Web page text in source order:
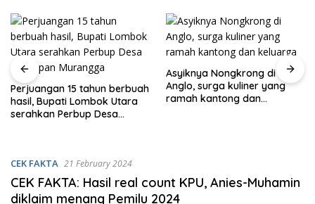
Perjuangan 15 tahun berbuah
hasil, Bupati Lombok Utara
serahkan Perbup Desa
Asyiknya Nongkrong di
Anglo, surga kuliner yang
ramah kantong dan
CEK FAKTA 21 February 2024
CEK FAKTA: Hasil real count KPU, Anies-Muhamin
diklaim menang Pemilu 2024